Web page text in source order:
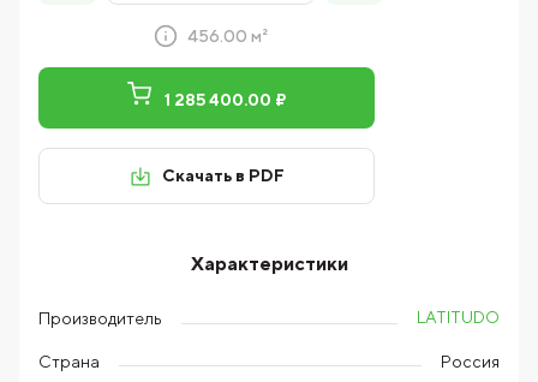
456.00 м²
1 285 400.00 ₽
Скачать в PDF
Характеристики
Производитель LATITUDO
Страна Россия